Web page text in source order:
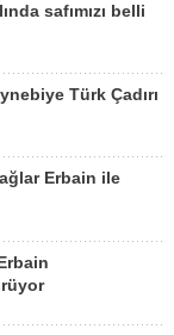
safımızı belli
Türk Çadırı
Erbain ile